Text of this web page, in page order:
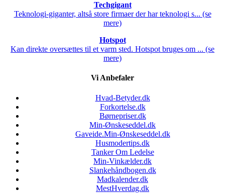
Techgigant
Teknologi-giganter, altså store firmaer der har teknologi s... (se
mere)
Hotspot
Kan direkte oversættes til et varm sted. Hotspot bruges om ... (se
mere)
Vi Anbefaler
Hvad-Betyder.dk
Forkortelse.dk
Børnepriser.dk
Min-Ønskeseddel.dk
Gaveide.Min-Ønskeseddel.dk
Husmodertips.dk
Tanker Om Ledelse
Min-Vinkælder.dk
Slankehåndbogen.dk
Madkalender.dk
MestHverdag.dk